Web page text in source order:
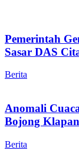
Pemerintah
Sasar DAS
Berita
Anomali
Bojong
Berita